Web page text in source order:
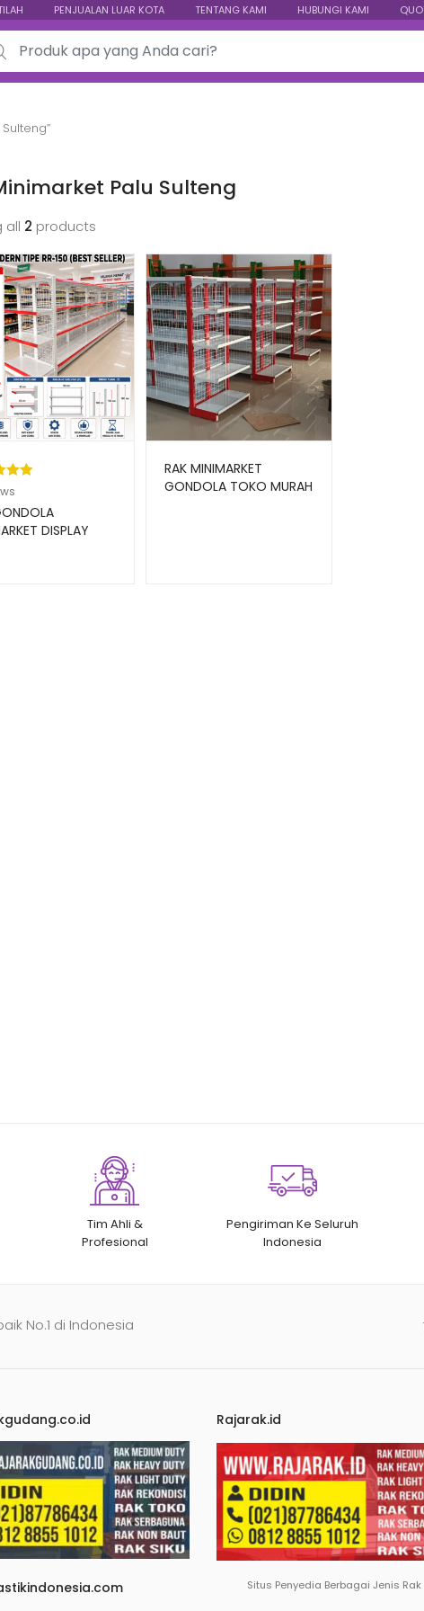
PENJUALAN LUAR KOTA TENTANG KAMI HUBUNGI KAMI
for:
Palu Sulteng
all 2 products
5
DISPLAY
RAK MINIMARKET
GONDOLA TOKO MURAH
Tim Ahli &
Profesional
Pengiriman Ke Seluruh
Indonesia
No.1 di Indonesia
Rajarak.id
Situs Penyedia Berbagai Jenis Rak